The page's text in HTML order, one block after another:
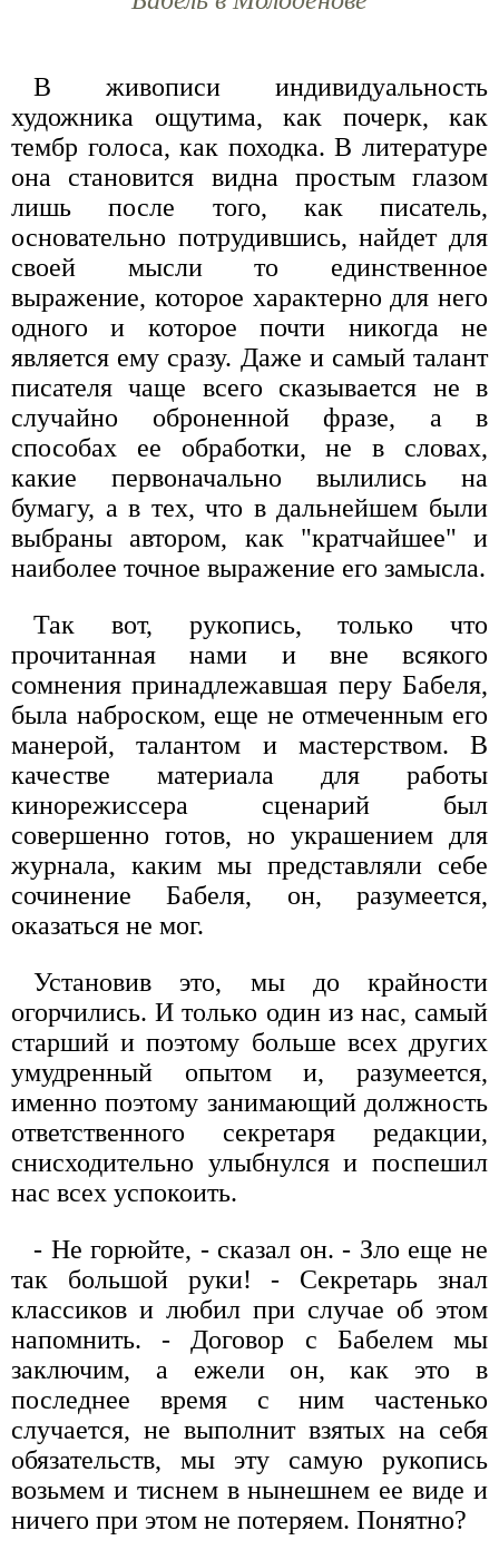
В живописи индивидуальность
художника ощутима, как почерк, как
тембр голоса, как походка. В литературе
она становится видна простым глазом
лишь после того, как писатель,
основательно потрудившись, найдет для
своей мысли то единственное
выражение, которое характерно для него
одного и которое почти никогда не
является ему сразу. Даже и самый талант
писателя чаще всего сказывается не в
случайно оброненной фразе, а в
способах ее обработки, не в словах,
какие первоначально вылились на
бумагу, а в тех, что в дальнейшем были
выбраны автором, как "кратчайшее" и
наиболее точное выражение его замысла.
Так вот, рукопись, только что
прочитанная нами и вне всякого
сомнения принадлежавшая перу Бабеля,
была наброском, еще не отмеченным его
манерой, талантом и мастерством. В
качестве материала для работы
кинорежиссера сценарий был
совершенно готов, но украшением для
журнала, каким мы представляли себе
сочинение Бабеля, он, разумеется,
оказаться не мог.
Установив это, мы до крайности
огорчились. И только один из нас, самый
старший и поэтому больше всех других
умудренный опытом и, разумеется,
именно поэтому занимающий должность
ответственного секретаря редакции,
снисходительно улыбнулся и поспешил
нас всех успокоить.
- Не горюйте, - сказал он. - Зло еще не
так большой руки! - Секретарь знал
классиков и любил при случае об этом
напомнить. - Договор с Бабелем мы
заключим, а ежели он, как это в
последнее время с ним частенько
случается, не выполнит взятых на себя
обязательств, мы эту самую рукопись
возьмем и тиснем в нынешнем ее виде и
ничего при этом не потеряем. Понятно?